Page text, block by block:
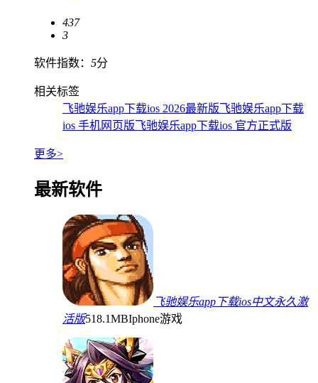
437
3
软件指数： 5分
相关标签
飞驰娱乐app下载ios 2026最新版飞驰娱乐app下载
ios 手机网页版飞驰娱乐app下载ios 官方正式版
更多>
最新软件
飞驰娱乐app下载ios中文永久激
活版518.1MBIphone游戏